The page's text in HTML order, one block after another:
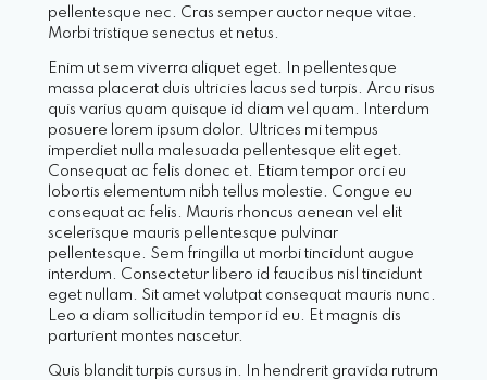
pellentesque nec. Cras semper auctor neque vitae.
Morbi tristique senectus et netus.
Enim ut sem viverra aliquet eget. In pellentesque
massa placerat duis ultricies lacus sed turpis. Arcu risus
quis varius quam quisque id diam vel quam. Interdum
posuere lorem ipsum dolor. Ultrices mi tempus
imperdiet nulla malesuada pellentesque elit eget.
Consequat ac felis donec et. Etiam tempor orci eu
lobortis elementum nibh tellus molestie. Congue eu
consequat ac felis. Mauris rhoncus aenean vel elit
scelerisque mauris pellentesque pulvinar
pellentesque. Sem fringilla ut morbi tincidunt augue
interdum. Consectetur libero id faucibus nisl tincidunt
eget nullam. Sit amet volutpat consequat mauris nunc.
Leo a diam sollicitudin tempor id eu. Et magnis dis
parturient montes nascetur.
Quis blandit turpis cursus in. In hendrerit gravida rutrum